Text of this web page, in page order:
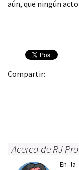
aún, que ningún
Compartir:
Acerca de RJ
En la